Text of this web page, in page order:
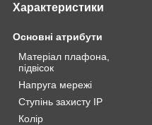
Характеристики
Основні атрибути
Матеріал плафона,
підвісок
Напруга мережі
Ступінь захисту IP
Колір